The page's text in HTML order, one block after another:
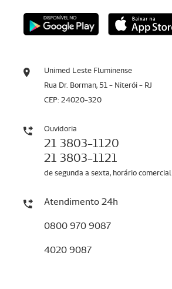
Unimed Leste Fluminense
Rua Dr. Borman, 51 - Niterói - RJ
CEP: 24020-320
Ouvidoria
21 3803-1120
21 3803-1121
de segunda a sexta, horário comercial
Atendimento 24h
0800 970 9087
4020 9087